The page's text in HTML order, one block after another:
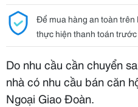
Để mua hàng an toàn trên
thực hiện thanh toán
Do nhu cầu cần chuyển
nhà có nhu cầu bán căn
Ngoại Giao Đoàn.